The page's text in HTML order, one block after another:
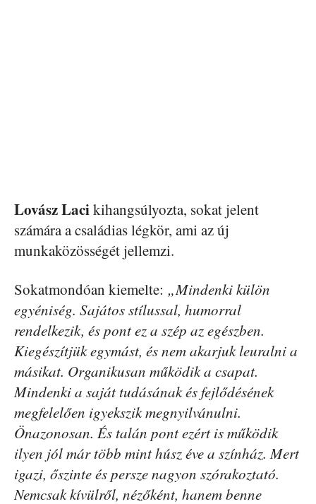
Lovász Lacikihangsúlyozta, sokat jelent
számára a családias légkör, ami az új
munkaközösségét jellemzi.
Sokatmondóan kiemelte: „Mindenki külön
egyéniség. Sajátos stílussal, humorral
rendelkezik, és pont ez a szép az egészben.
Kiegészítjük egymást, és nem akarjuk leuralni a
másikat. Organikusan működik a csapat.
Mindenki a saját tudásának és fejlődésének
megfelelően igyekszik megnyilvánulni.
Önazonosan. És talán pont ezért is működik
ilyen jól már több mint húsz éve a színház. Mert
igazi, őszinte és persze nagyon szórakoztató.
Nemcsak kívülről, nézőként, hanem benne